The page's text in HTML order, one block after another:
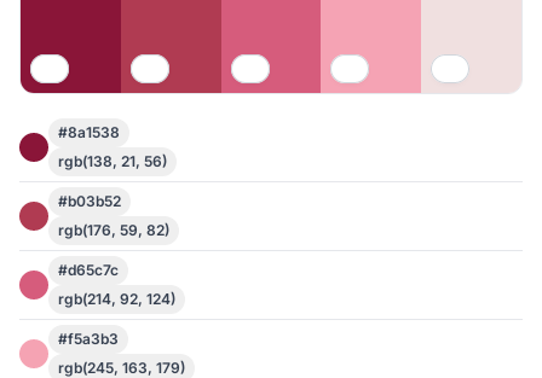
#8a1538
rgb(138, 21, 56)
#b03b52
rgb(176, 59, 82)
#d65c7c
rgb(214, 92, 124)
#f5a3b3
rgb(245, 163, 179)